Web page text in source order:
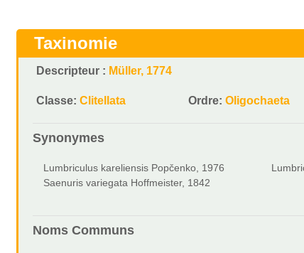
Taxinomie
Descripteur : Müller, 1774
Classe:Clitellata Ordre:Oligochaeta
Synonymes
Lumbriculus kareliensis Popčenko, 1976
Saenuris variegata Hoffmeister, 1842
Noms Communs